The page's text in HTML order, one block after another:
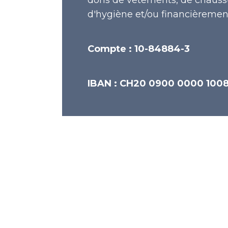
d'hygiène et/ou
Compte : 10-84884-3
IBAN : CH20 0900 0000